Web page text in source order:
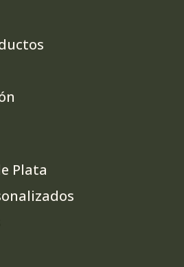
Plata